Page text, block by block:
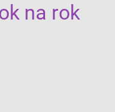
na rok